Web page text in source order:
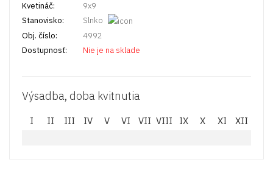
Kvetináč:
9x9
Stanovisko:
Slnko
Obj. číslo:
4992
Dostupnosť:
Nie je na sklade
Výsadba, doba kvitnutia
I II III IV V VI VII VIII IX X XI XII